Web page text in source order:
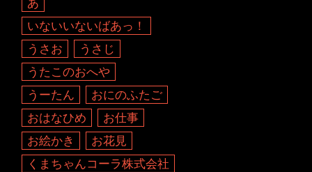
いないいないばあっ！
うさお
うさじ
うたこのおへや
うーたん
おにのふたご
おはなひめ
お仕事
お絵かき
お花見
くまちゃんコーラ株式会社